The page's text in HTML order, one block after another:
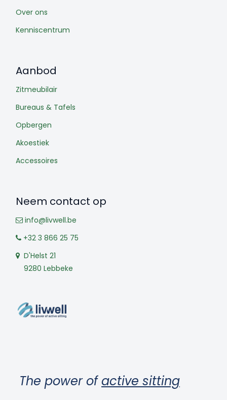
Over ons
Kenniscentrum
Aanbod
Zitmeubilair
Bureaus & Tafels
Opbergen
Akoestiek
Accessoires
Neem contact op
info@livwell.be
+32 3 866 25 75
D'Helst 21
9280 Lebbeke
The power ofactive sitting